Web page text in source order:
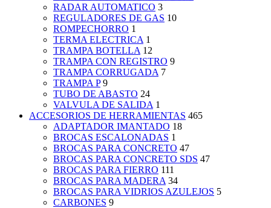
RADAR AUTOMATICO 3
REGULADORES DE GAS 10
ROMPECHORRO 1
TERMA ELECTRICA 1
TRAMPA BOTELLA 12
TRAMPA CON REGISTRO 9
TRAMPA CORRUGADA 7
TRAMPA P 9
TUBO DE ABASTO 24
VALVULA DE SALIDA 1
ACCESORIOS DE HERRAMIENTAS 465
ADAPTADOR IMANTADO 18
BROCAS ESCALONADAS 1
BROCAS PARA CONCRETO 47
BROCAS PARA CONCRETO SDS 47
BROCAS PARA FIERRO 111
BROCAS PARA MADERA 34
BROCAS PARA VIDRIOS AZULEJOS 5
CARBONES 9